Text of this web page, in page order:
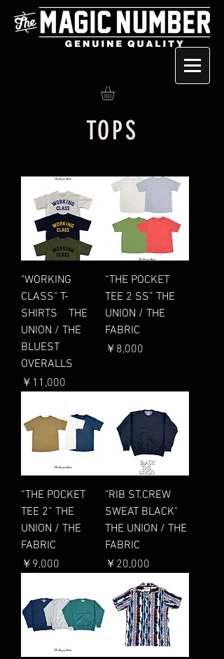
TOPS
"WORKING
CLASS" T-
SHIRTS THE
UNION / THE
BLUEST
OVERALLS
価格
￥11,000
“THE POCKET
TEE 2 SS” THE
UNION / THE
FABRIC
価格
￥8,000
“THE POCKET
TEE 2” THE
UNION / THE
FABRIC
価格
￥9,000
"RIB ST.CREW
SWEAT BLACK"
THE UNION / THE
FABRIC
価格
￥20,000